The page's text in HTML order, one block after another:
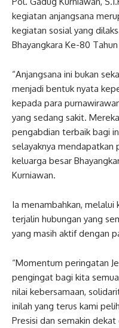
kegiatan anjangsana
kegiatan sosial yang
Bhayangkara Ke-80
“Anjangsana ini bukan
menjadi bentuk nyata
kepada para
yang sedang sakit.
pengabdian terbaik bagi
selayaknya mendapatkan
keluarga besar
Kurniawan.
Ia menambahkan,
terjalin hubungan yang
yang masih aktif dengan
“Momentum peringatan
pengingat bagi kita
nilai kebersamaan,
inilah yang terus kami
Presisi dan semakin dekat